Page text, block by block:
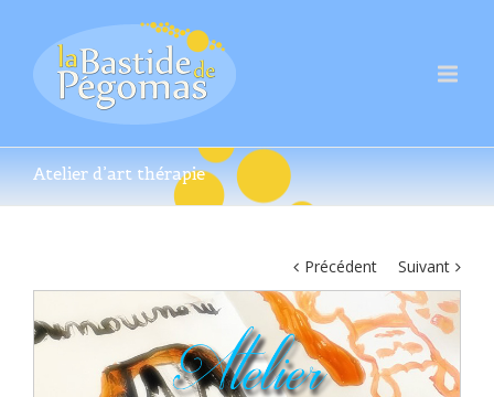
Atelier d’art thérapie
Précédent Suivant